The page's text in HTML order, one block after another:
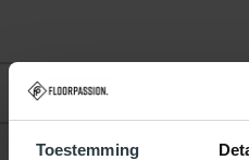
Toestemming
Beoordelingen